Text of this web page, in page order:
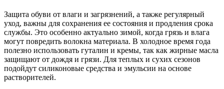
Защита обуви от влаги и загрязнений, а также регулярный
уход, важны для сохранения ее состояния и продления срока
службы. Это особенно актуально зимой, когда грязь и влага
могут повредить волокна материала. В холодное время года
полезно использовать гуталин и кремы, так как жирные масла
защищают от дождя и грязи. Для теплых и сухих сезонов
подойдут силиконовые средства и эмульсии на основе
растворителей.